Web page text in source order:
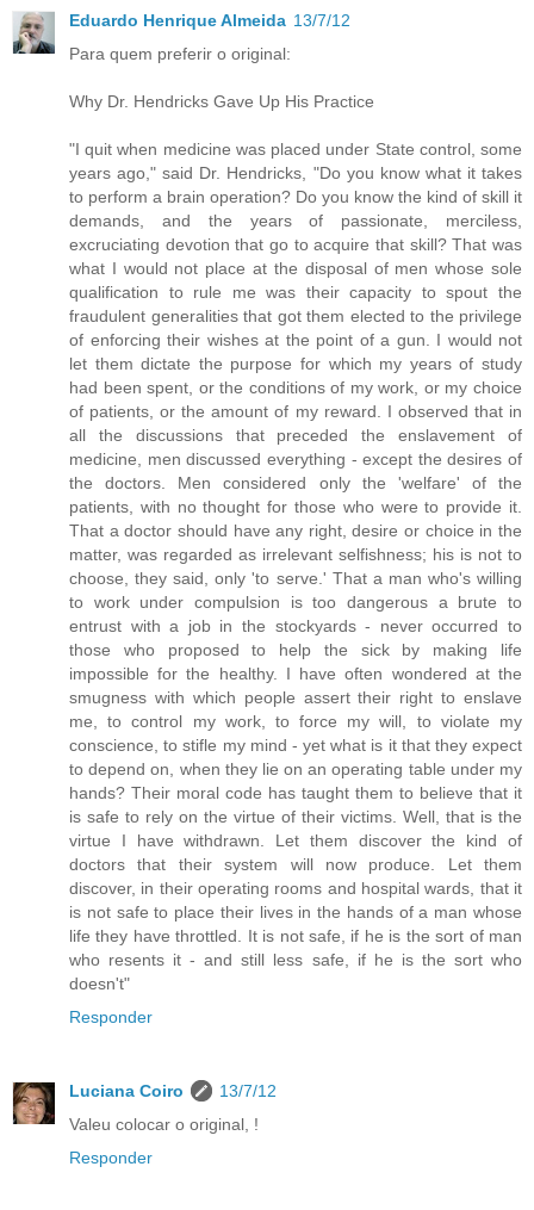
Eduardo Henrique Almeida 13/7/12
Para quem preferir o original:
Why Dr. Hendricks Gave Up His Practice
"I quit when medicine was placed under State control, some
years ago," said Dr. Hendricks, "Do you know what it takes
to perform a brain operation? Do you know the kind of skill it
demands, and the years of passionate, merciless,
excruciating devotion that go to acquire that skill? That was
what I would not place at the disposal of men whose sole
qualification to rule me was their capacity to spout the
fraudulent generalities that got them elected to the privilege
of enforcing their wishes at the point of a gun. I would not
let them dictate the purpose for which my years of study
had been spent, or the conditions of my work, or my choice
of patients, or the amount of my reward. I observed that in
all the discussions that preceded the enslavement of
medicine, men discussed everything - except the desires of
the doctors. Men considered only the 'welfare' of the
patients, with no thought for those who were to provide it.
That a doctor should have any right, desire or choice in the
matter, was regarded as irrelevant selfishness; his is not to
choose, they said, only 'to serve.' That a man who's willing
to work under compulsion is too dangerous a brute to
entrust with a job in the stockyards - never occurred to
those who proposed to help the sick by making life
impossible for the healthy. I have often wondered at the
smugness with which people assert their right to enslave
me, to control my work, to force my will, to violate my
conscience, to stifle my mind - yet what is it that they expect
to depend on, when they lie on an operating table under my
hands? Their moral code has taught them to believe that it
is safe to rely on the virtue of their victims. Well, that is the
virtue I have withdrawn. Let them discover the kind of
doctors that their system will now produce. Let them
discover, in their operating rooms and hospital wards, that it
is not safe to place their lives in the hands of a man whose
life they have throttled. It is not safe, if he is the sort of man
who resents it - and still less safe, if he is the sort who
doesn't"
Responder
Luciana Coiro
13/7/12
Valeu colocar o original, !
Responder